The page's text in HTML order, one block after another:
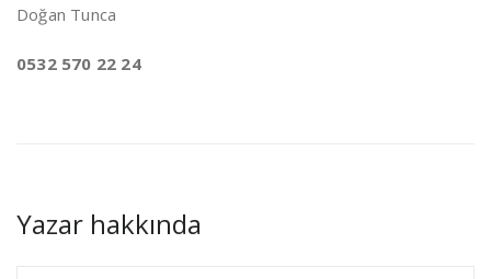
Doğan Tunca
0532 570 22 24
Yazar hakkında